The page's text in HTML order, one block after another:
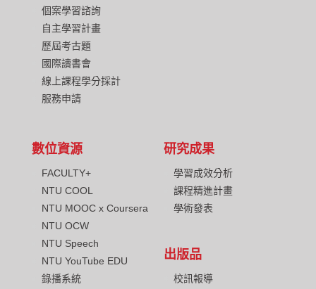
個案學習諮詢
自主學習計畫
歷屆考古題
國際讀書會
線上課程學分採計
服務申請
數位資源
FACULTY+
NTU COOL
NTU MOOC x Coursera
NTU OCW
NTU Speech
NTU YouTube EDU
錄播系統
研究成果
學習成效分析
課程精進計畫
學術發表
出版品
校訊報導